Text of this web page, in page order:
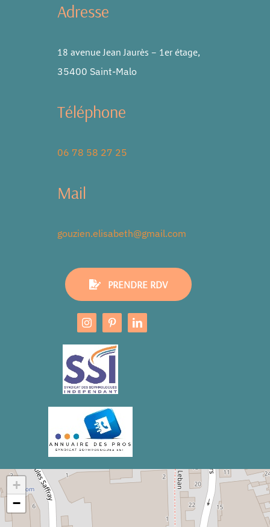
Adresse
18 avenue Jean Jaurès – 1er étage,
35400 Saint-Malo
Téléphone
06 78 58 27 25
Mail
gouzien.elisabeth@gmail.com
PRENDRE RDV
+
−